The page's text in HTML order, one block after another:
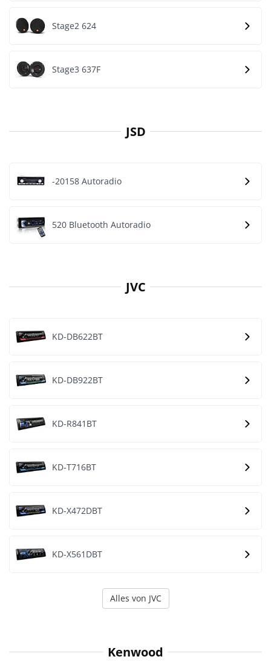
Stage2 624
Stage3 637F
JSD
-20158 Autoradio
520 Bluetooth Autoradio
JVC
KD-DB622BT
KD-DB922BT
KD-R841BT
KD-T716BT
KD-X472DBT
KD-X561DBT
Alles von JVC
Kenwood